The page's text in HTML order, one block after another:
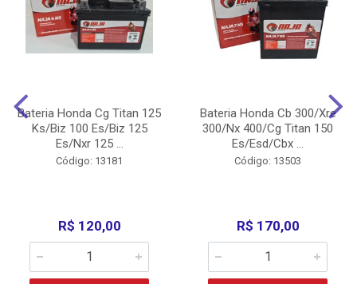
Bateria Honda Cg Titan 125
Ks/Biz 100 Es/Biz 125
Es/Nxr 125 ...
Código: 13181
R$ 120,00
Bateria Honda Cb 300/Xre
300/Nx 400/Cg Titan 150
Es/Esd/Cbx ...
Código: 13503
R$ 170,00